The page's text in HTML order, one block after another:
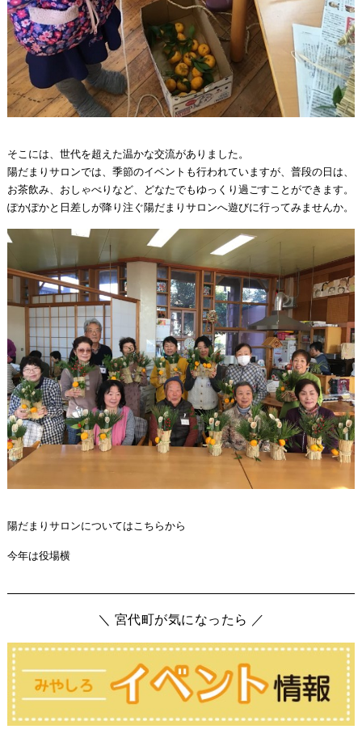
そこには、世代を超えた温かな交流がありました。
陽だまりサロンでは、季節のイベントも行われていますが、普段の日は、
お茶飲み、おしゃべりなど、どなたでもゆっくり過ごすことができます。
ぽかぽかと日差しが降り注ぐ陽だまりサロンへ遊びに行ってみませんか。
陽だまりサロンについてはこちらから
今年は役場横
＼ 宮代町が気になったら ／